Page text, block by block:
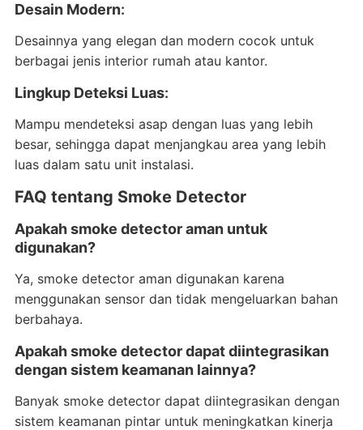
Desain Modern:
Desainnya yang elegan dan modern cocok untuk
berbagai jenis interior rumah atau kantor.
Lingkup Deteksi Luas:
Mampu mendeteksi asap dengan luas yang lebih
besar, sehingga dapat menjangkau area yang lebih
luas dalam satu unit instalasi.
FAQ tentang Smoke Detector
Apakah smoke detector aman untuk
digunakan?
Ya, smoke detector aman digunakan karena
menggunakan sensor dan tidak mengeluarkan bahan
berbahaya.
Apakah smoke detector dapat diintegrasikan
dengan sistem keamanan lainnya?
Banyak smoke detector dapat diintegrasikan dengan
sistem keamanan pintar untuk meningkatkan kinerja